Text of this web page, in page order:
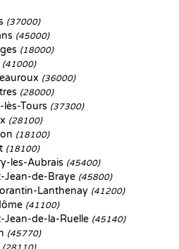
(37000)
(45000)
(18000)
(41000)
(36000)
(28000)
lès-Tours (37300)
(28100)
(18100)
(18100)
les-Aubrais (45400)
Jean-de-Braye (45800)
Lanthenay (41200)
(41100)
Jean-de-la-Ruelle (45140)
(45770)